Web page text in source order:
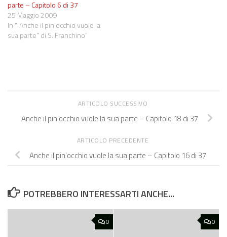
parte – Capitolo 6 di 37
25 Maggio 2009
In ""Anche il pin'occhio vuole la
sua parte" di S. Franchino"
ARTICOLO SUCCESSIVO
Anche il pin’occhio vuole la sua parte – Capitolo 18 di 37
ARTICOLO PRECEDENTE
Anche il pin’occhio vuole la sua parte – Capitolo 16 di 37
POTREBBERO INTERESSARTI ANCHE...
0 0